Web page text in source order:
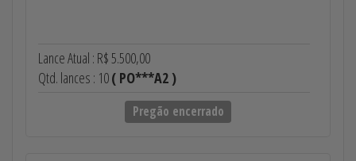
Lance Atual : R$ 5.500,00
Qtd. lances : 10( PO***A2 )
Pregão encerrado